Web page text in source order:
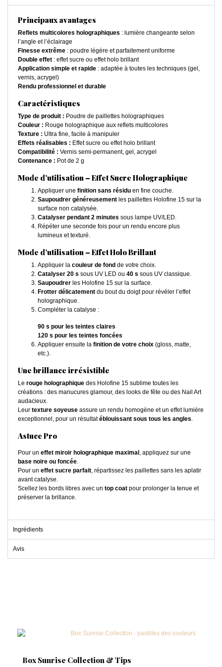
Principaux avantages
Reflets multicolores holographiques : lumière changeante selon
l’angle et l’éclairage
Finesse extrême : poudre légère et parfaitement uniforme
Double effet : effet sucre ou effet holo brillant
Application simple et rapide : adaptée à toutes les techniques (gel,
vernis, acrygel)
Rendu professionnel et durable
Caractéristiques
Type de produit : Poudre de paillettes holographiques
Couleur : Rouge holographique aux reflets multicolores
Texture : Ultra fine, facile à manipuler
Effets réalisables : Effet sucre ou effet holo brillant
Compatibilité : Vernis semi-permanent, gel, acrygel
Contenance : Pot de 2 g
Mode d’utilisation – Effet Sucre Holographique
Appliquer une finition sans résidu en fine couche.
Saupoudrer généreusement les paillettes Holofine 15 sur la
surface non catalysée.
Catalyser pendant 2 minutes sous lampe UV/LED.
Répéter une seconde fois pour un rendu encore plus
lumineux et texturé.
Mode d’utilisation – Effet Holo Brillant
Appliquer la couleur de fond de votre choix.
Catalyser 20 s sous UV LED ou 40 s sous UV classique.
Saupoudrer les Holofine 15 sur la surface.
Frotter délicatement du bout du doigt pour révéler l’effet
holographique.
Compléter la catalyse :
90 s pour les teintes claires
120 s pour les teintes foncées
Appliquer ensuite la finition de votre choix (gloss, matte,
etc.).
Une brillance irrésistible
Le rouge holographique des Holofine 15 sublime toutes les
créations : des manucures glamour, des looks de fête ou des Nail Art
audacieux.
Leur texture soyeuse assure un rendu homogène et un effet lumière
exceptionnel, pour un résultatéblouissant sous tous les angles.
Astuce Pro
Pour un effet miroir holographique maximal , appliquez sur une
base noire ou foncée.
Pour un effet sucre parfait, répartissez les paillettes sans les aplatir
avant catalyse.
Scellez les bords libres avec un top coat pour prolonger la tenue et
préserver la brillance.
Ingrédients
Avis
Box Sunrise Collection & Tips